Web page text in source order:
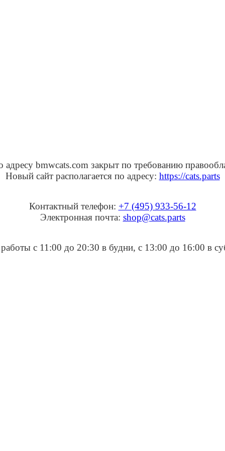
адресу bmwcats.com закрыт по требованию
Новый сайт располагается по адресу: https://cats.parts
Контактный телефон: +7 (495) 933-56-12
Электронная почта: shop@cats.parts
с 11:00 до 20:30 в будни, с 13:00 до 16:00 в